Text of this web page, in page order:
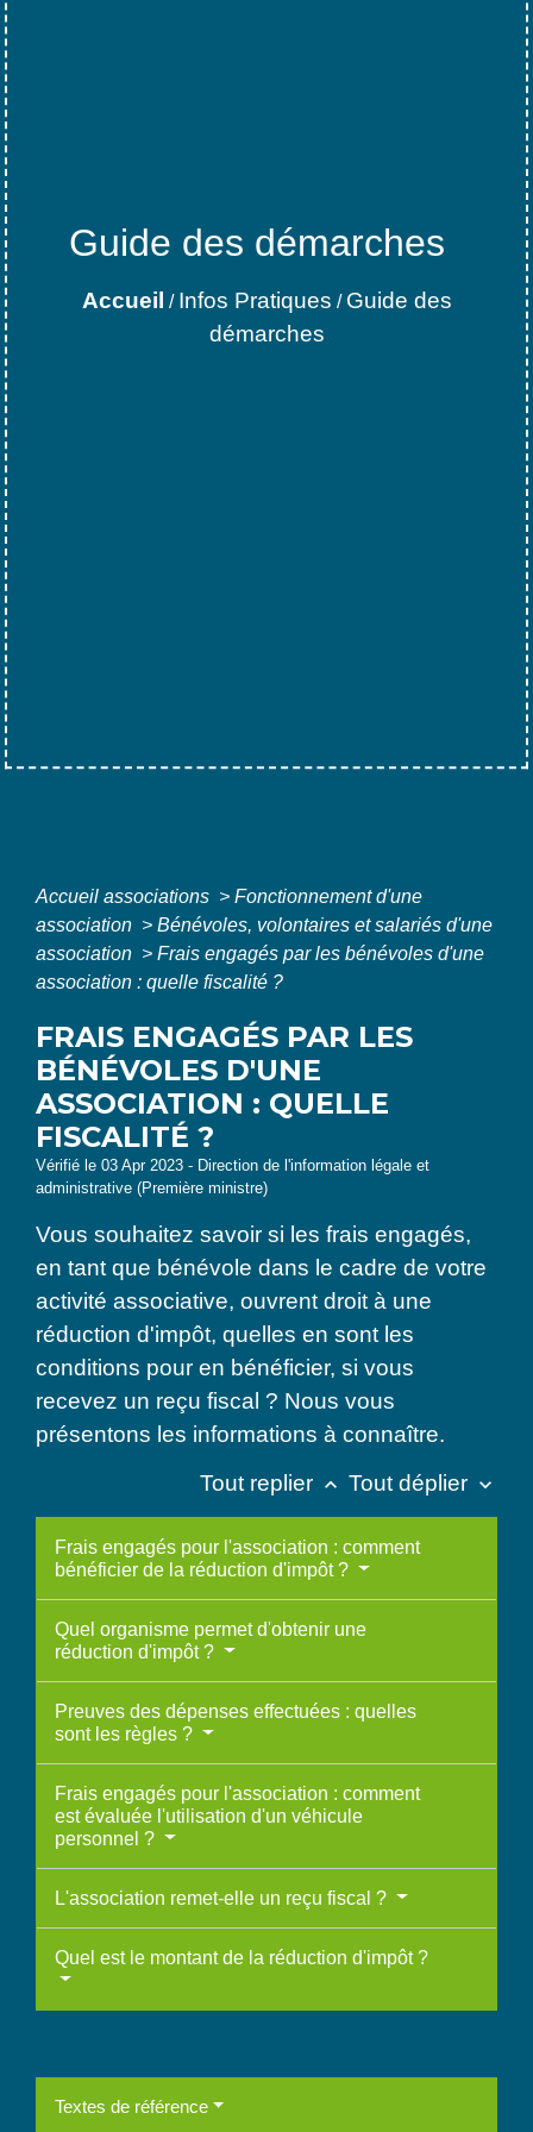
Guide des démarches
Accueil / Infos Pratiques / Guide des
démarches
Accueil associations > Fonctionnement d'une
association > Bénévoles, volontaires et salariés d'une
association > Frais engagés par les bénévoles d'une
association : quelle fiscalité ?
FRAIS ENGAGÉS PAR LES
BÉNÉVOLES D'UNE
ASSOCIATION : QUELLE
FISCALITÉ ?
Vérifié le 03 Apr 2023 - Direction de l'information légale et
administrative (Première ministre)
Vous souhaitez savoir si les frais engagés,
en tant que bénévole dans le cadre de votre
activité associative, ouvrent droit à une
réduction d'impôt, quelles en sont les
conditions pour en bénéficier, si vous
recevez un reçu fiscal ? Nous vous
présentons les informations à connaître.
Tout replier keyboard_arrow_up Tout déplier keyboard_arrow_down
Frais engagés pour l'association : comment
bénéficier de la réduction d'impôt ?
Quel organisme permet d'obtenir une
réduction d'impôt ?
Preuves des dépenses effectuées : quelles
sont les règles ?
Frais engagés pour l'association : comment
est évaluée l'utilisation d'un véhicule
personnel ?
L'association remet-elle un reçu fiscal ?
Quel est le montant de la réduction d'impôt ?
Textes de référence